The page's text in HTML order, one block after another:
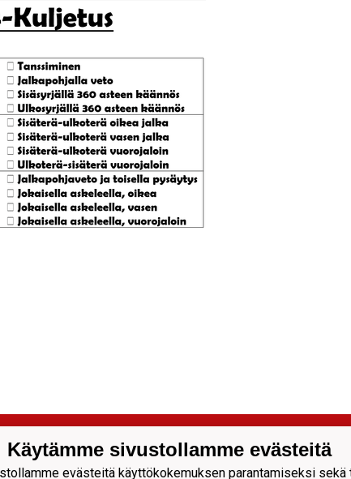
Juniorit ry
Käytämme sivustollamme evästeitä
evästeitä käyttökokemuksen parantamiseksi